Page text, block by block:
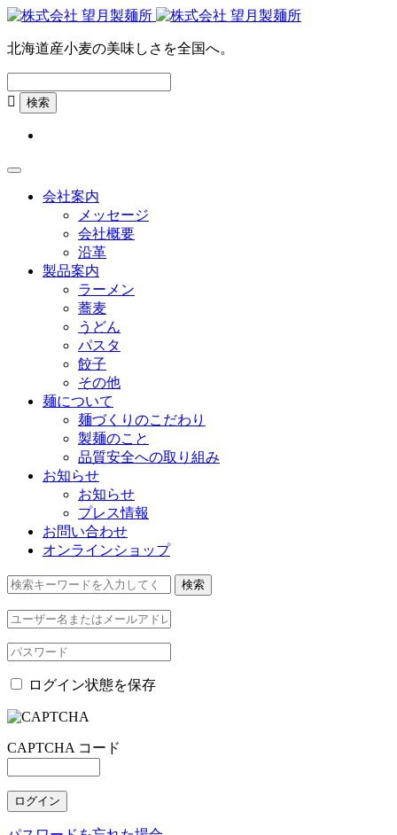
北海道産小麦の美味しさを全国へ。

会社案内
メッセージ
会社概要
沿革
製品案内
ラーメン
蕎麦
うどん
パスタ
餃子
その他
麺について
麺づくりのこだわり
製麺のこと
品質安全への取り組み
お知らせ
お知らせ
プレス情報
お問い合わせ
オンラインショップ
ログイン状態を保存
CAPTCHA コード
ログイン